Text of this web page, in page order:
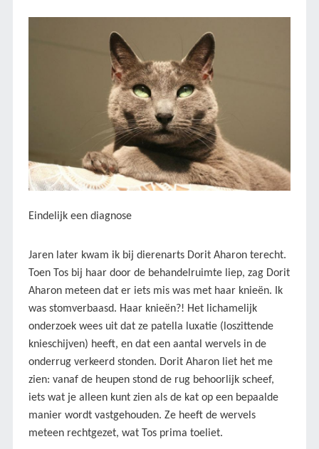
Eindelijk een diagnose
Jaren later kwam ik bij dierenarts Dorit Aharon terecht.
Toen Tos bij haar door de behandelruimte liep, zag Dorit
Aharon meteen dat er iets mis was met haar knieën. Ik
was stomverbaasd. Haar knieën?! Het lichamelijk
onderzoek wees uit dat ze patella luxatie (loszittende
knieschijven) heeft, en dat een aantal wervels in de
onderrug verkeerd stonden. Dorit Aharon liet het me
zien: vanaf de heupen stond de rug behoorlijk scheef,
iets wat je alleen kunt zien als de kat op een bepaalde
manier wordt vastgehouden. Ze heeft de wervels
meteen rechtgezet, wat Tos prima toeliet.